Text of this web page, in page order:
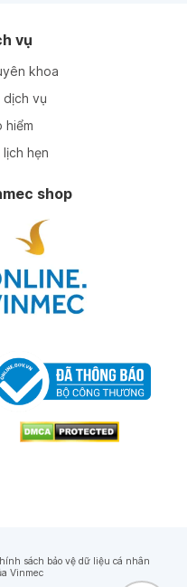
vụ
khoa
dịch vụ
hiểm
hẹn
shop
sách bảo vệ dữ liệu cá nhân
Vinmec